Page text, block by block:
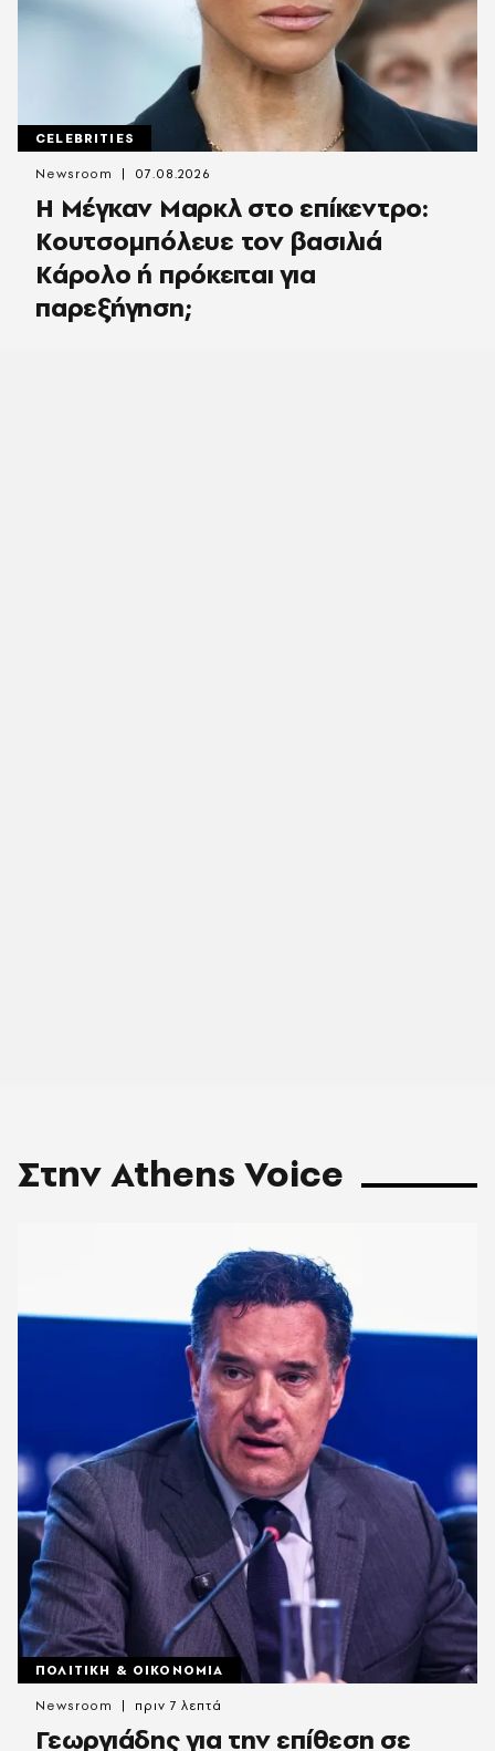
CELEBRITIES
Η Μέγκαν Μαρκλ στο επίκεντρο:
Κουτσομπόλευε τον βασιλιά
Κάρολο ή πρόκειται για
παρεξήγηση;
Newsroom 07.08.2026
Στην Athens Voice
ΠΟΛΙΤΙΚΗ & ΟΙΚΟΝΟΜΙΑ
Γεωργιάδης για την επίθεση σε
Newsroom πριν 7 λεπτά